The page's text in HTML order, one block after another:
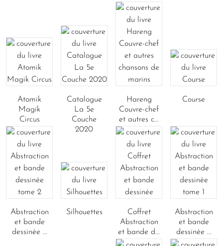
Atomik
Magik
Circus
Catalogue
La 5e
Couche
2020
Hareng
Couvre-chef
et autres c...
Course
Abstraction
et bande
dessinée ...
Silhouettes
Coffret
Abstraction
et bande d...
Abstraction
et bande
dessinée ...